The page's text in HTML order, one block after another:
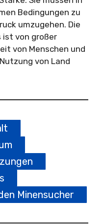
Bedingungen zu
umzugehen. Die
ist von großer
von Menschen und
von Land
Minensucher